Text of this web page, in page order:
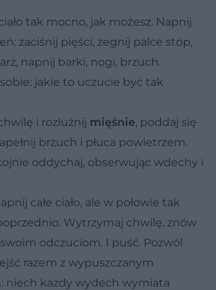
tak mocno, jak możesz. Napnij
zaciśnij pięści, zegnij palce stóp,
napnij barki, nogi, brzuch.
jakie to uczucie być tak
i rozluźnij mięśnie, poddaj się
brzuch i płuca powietrzem.
oddychaj, obserwując wdechy i
całe ciało, ale w połowie tak
Wytrzymaj chwilę, znów
odczuciom. I puść. Pozwól
razem z wypuszczanym
niech każdy wydech wymiata